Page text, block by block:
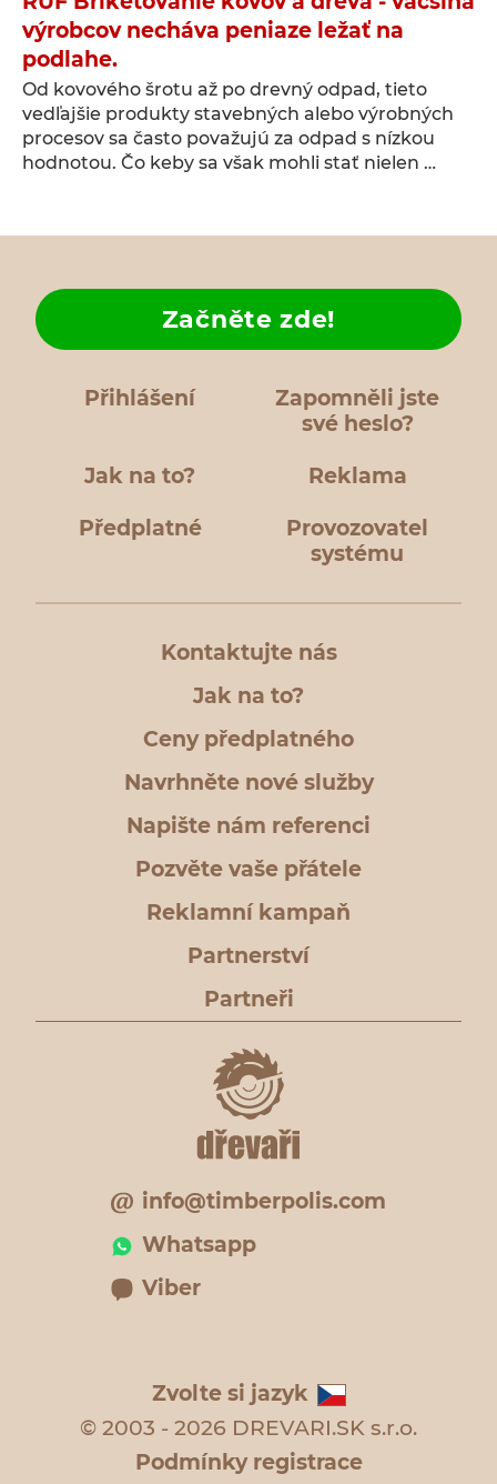
výrobcov necháva peniaze ležať na
podlahe.
Od kovového šrotu až po drevný odpad, tieto
vedľajšie produkty stavebných alebo výrobných
procesov sa často považujú za odpad s nízkou
hodnotou. Čo keby sa však mohli stať nielen …
Přihlášení
Zapomněli jste
své heslo?
Jak na to?
Začněte zde!
Reklama
Předplatné
Provozovatel
systému
Kontaktujte nás
Jak na to?
Ceny předplatného
Navrhněte nové služby
Napište nám referenci
Pozvěte vaše přátele
Reklamní kampaň
Partnerství
Partneři
info@timberpolis.com
Whatsapp
Viber
Zvolte si jazyk
© 2003 - 2026 DREVARI.SK s.r.o.
Podmínky registrace